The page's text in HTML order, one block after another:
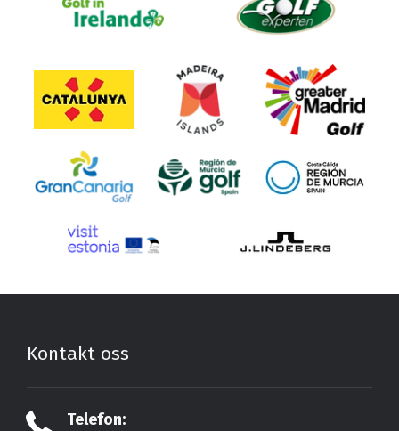
Kontakt oss
Telefon: